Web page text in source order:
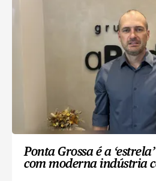
Ponta Grossa é a
com moderna indústria